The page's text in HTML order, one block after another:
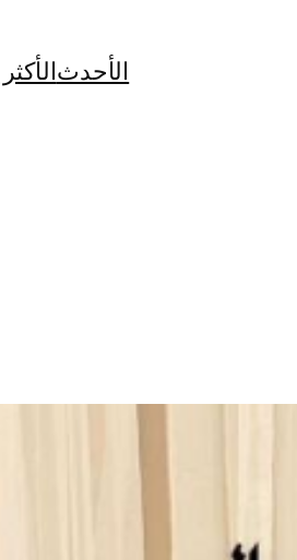
الأحدث